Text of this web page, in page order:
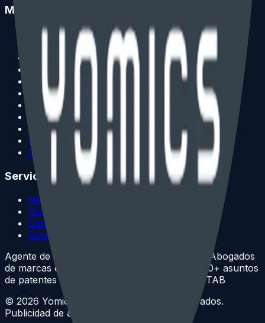
Marcas
Registro en EE. UU.
Respuesta OA marca
Rechazo 2(d)
Rechazo descriptivo
Statement of Use
Base 44(e)
Madrid internacional
Rechazo Madrid EE. UU.
Procedimientos TTAB
Oposición TTAB
Costos de marca
Servicios
Registro de copyright
Credenciales profesionales
Lista completa de precios
Consulta gratuita
Agente de patentes registrado ante la USPTO
Abogados
de marcas en Connecticut y Nueva York
3,000+ asuntos
de patentes y marcas
200+ procedimientos TTAB
© 2026 Yomics.
Todos los derechos reservados.
Publicidad de abogado.